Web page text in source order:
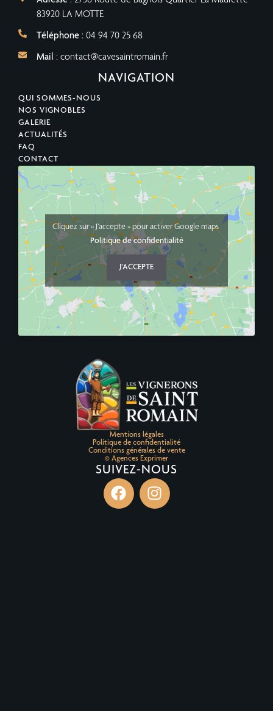
83920 LA MOTTE
Téléphone : 04 94 70 25 68
Mail : contact@cavesaintromain.fr
NAVIGATION
QUI SOMMES-NOUS
NOS VIGNOBLES
GALERIE
ACTUALITÉS
FAQ
CONTACT
Cliquez sur « J’accepte » pour activer Google maps
Politique de confidentialité
J’ACCEPTE
Mentions légales
Politique de confidentialité
Conditions générales de vente
© Agences Exprimer
SUIVEZ-NOUS